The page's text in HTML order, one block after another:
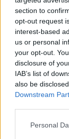
section to
opt-out request
interest-based
us or personal
your opt-out.
disclosure of
IAB’s list of
also be
Downstream
Please note
Personal
Kövess